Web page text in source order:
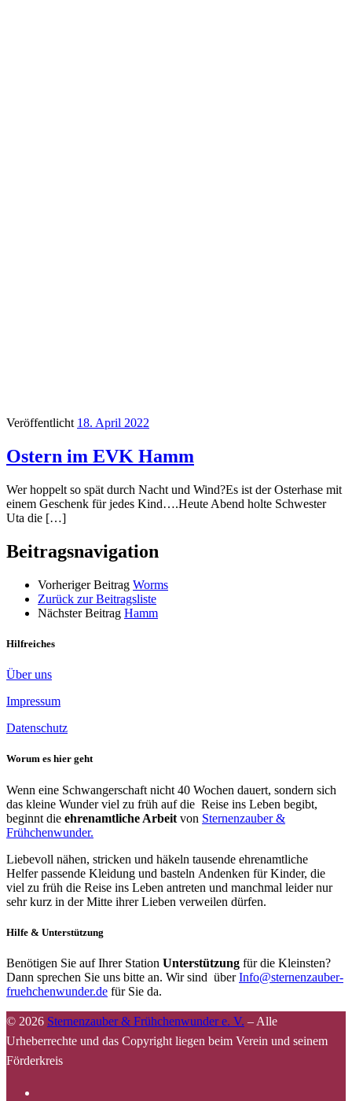
Veröffentlicht 18. April 2022
Ostern im EVK Hamm
Wer hoppelt so spät durch Nacht und Wind?Es ist der Osterhase mit
einem Geschenk für jedes Kind….Heute Abend holte Schwester
Uta die […]
Beitragsnavigation
Vorheriger Beitrag Worms
Zurück zur Beitragsliste
Nächster Beitrag Hamm
Hilfreiches
Über uns
Impressum
Datenschutz
Worum es hier geht
Wenn eine Schwangerschaft nicht 40 Wochen dauert, sondern sich
das kleine Wunder viel zu früh auf die Reise ins Leben begibt,
beginnt die ehrenamtliche Arbeit von Sternenzauber &
Frühchenwunder.
Liebevoll nähen, stricken und häkeln tausende ehrenamtliche
Helfer passende Kleidung und basteln Andenken für Kinder, die
viel zu früh die Reise ins Leben antreten und manchmal leider nur
sehr kurz in der Mitte ihrer Lieben verweilen dürfen.
Hilfe & Unterstützung
Benötigen Sie auf Ihrer Station Unterstützung für die Kleinsten?
Dann sprechen Sie uns bitte an. Wir sind überInfo@sternenzauber-
fruehchenwunder.de für Sie da.
© 2026 Sternenzauber & Frühchenwunder e. V. – Alle
Urheberrechte und das Copyright liegen beim Verein und seinem
Förderkreis